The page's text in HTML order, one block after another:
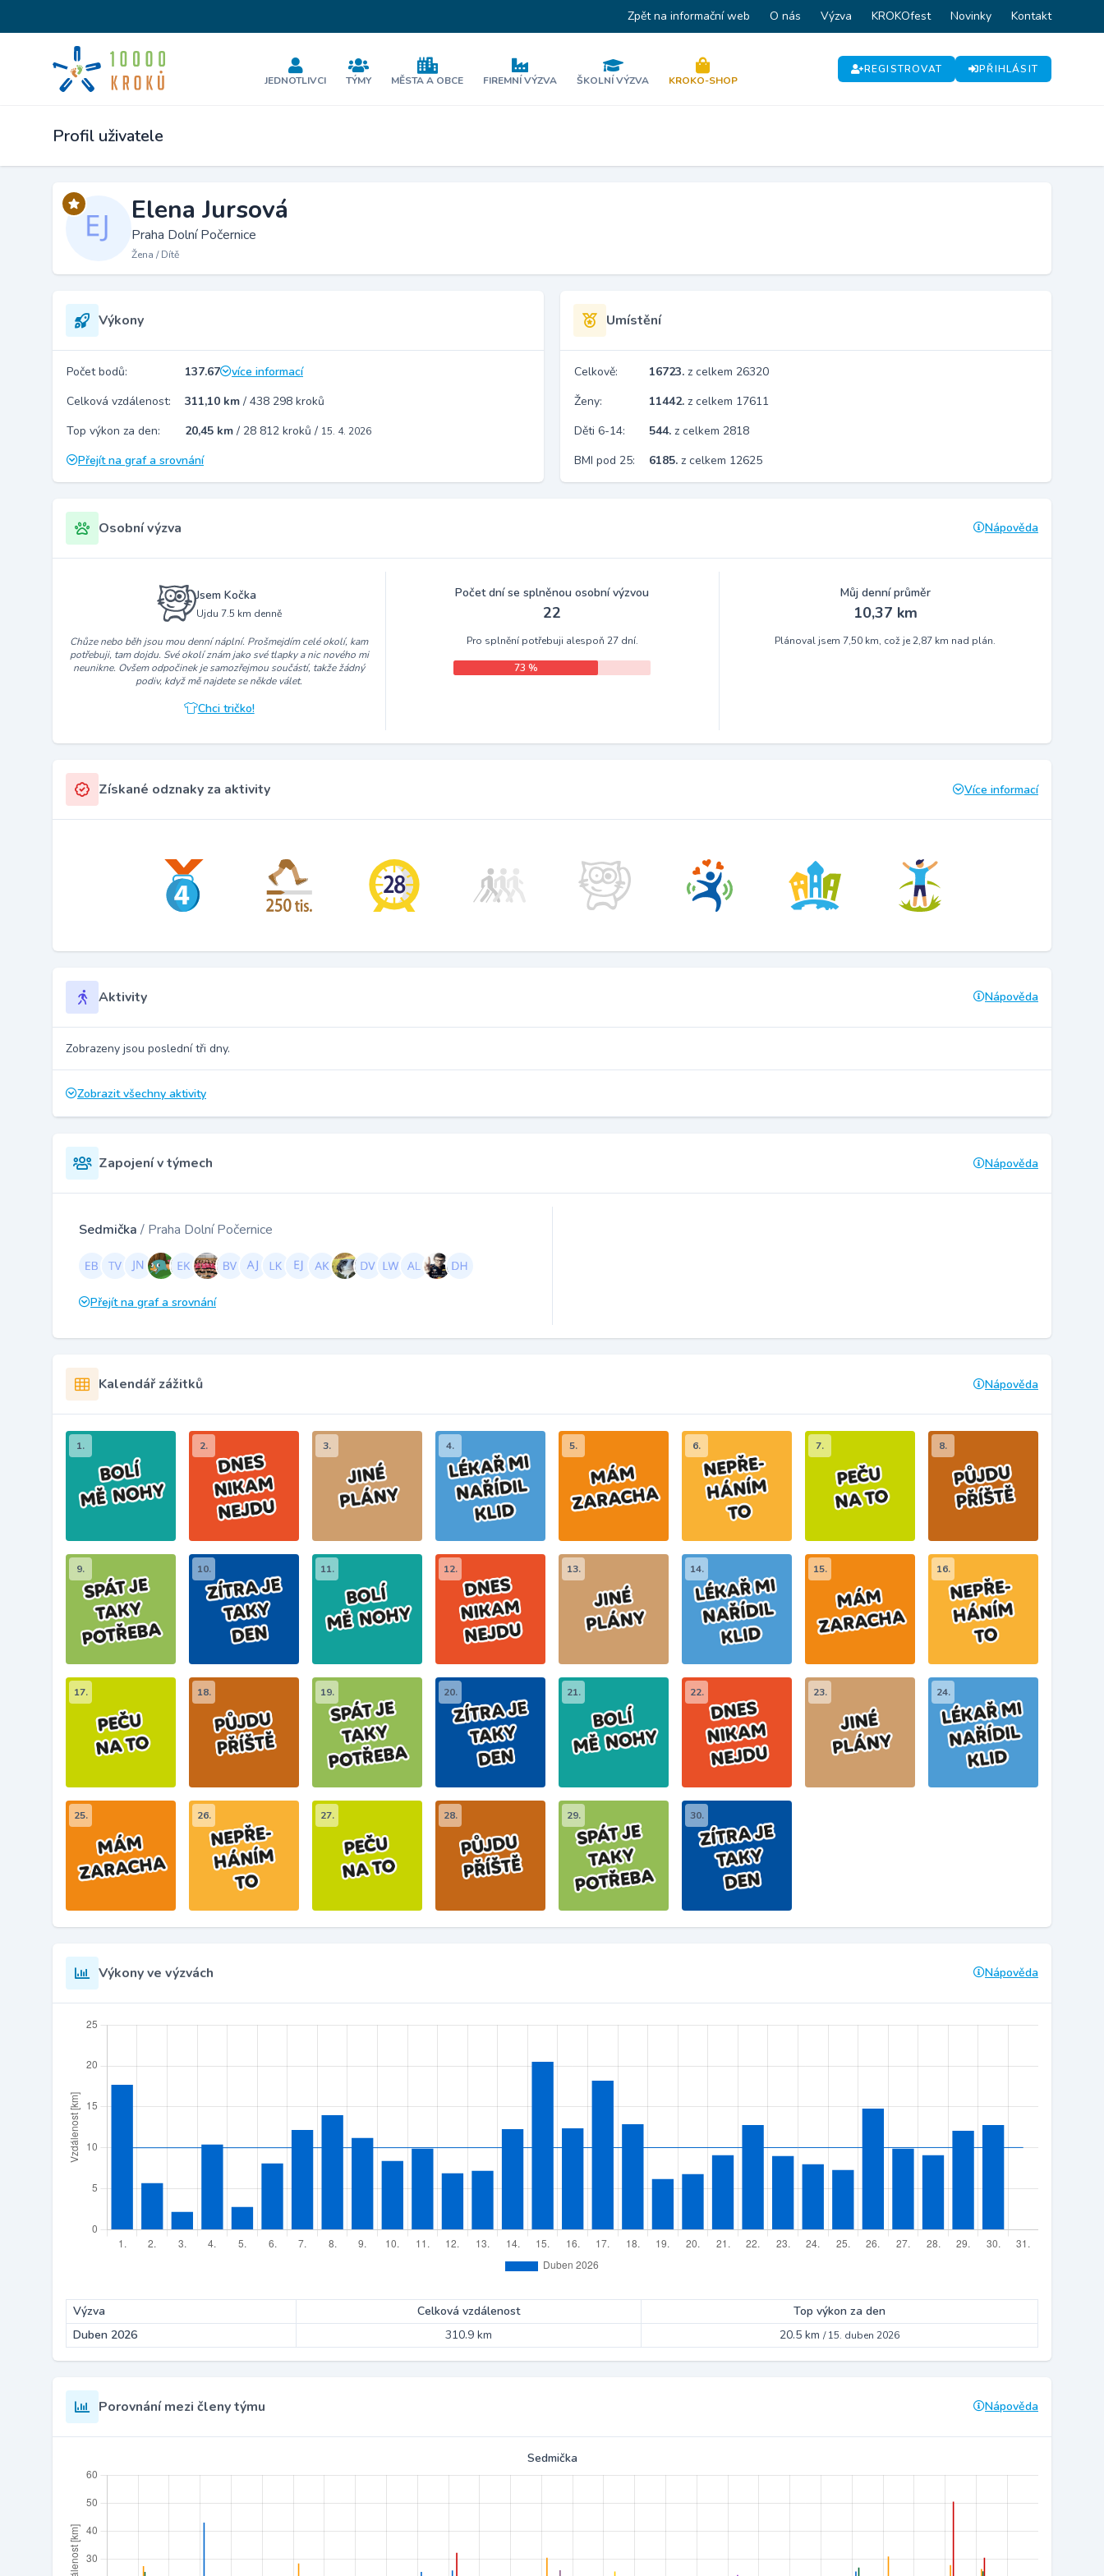
Zpět na informační web O nás Výzva KROKOfest Novinky Kontakt
JEDNOTLIVCI TÝMY MĚSTA A OBCE FIREMNÍ VÝZVA ŠKOLNÍ VÝZVA KROKO-SHOP
REGISTROVAT PŘIHLÁSIT
Profil uživatele
Elena Jursová
Praha Dolní Počernice
Žena / Dítě
Výkony
Počet bodů: 137.67
více informací
Celková vzdálenost:
311,10 km / 438 298 kroků
Top výkon za den:
20,45 km / 28 812 kroků / 15. 4. 2026
Přejít na graf a srovnání
Umístění
Celkově: 16723. z celkem 26320
Ženy:
11442. z celkem 17611
Děti 6-14:
544. z celkem 2818
BMI pod 25:
6185. z celkem 12625
Osobní výzva Nápověda
Jsem Kočka
Ujdu 7.5 km denně
Chůze nebo běh jsou mou denní náplní. Prošmejdím celé okolí, kam
potřebuji, tam dojdu. Své okolí znám jako své tlapky a nic nového mi
neunikne. Ovšem odpočinek je samozřejmou součástí, takže žádný
podiv, když mě najdete se někde válet.
Chci tričko!
Počet dní se splněnou osobní výzvou
22
Pro splnění potřebuji alespoň 27 dní.
73 %
Můj denní průměr
10,37 km
Plánoval jsem 7,50 km, což je 2,87 km nad plán.
Získané odznaky za aktivity Více informací
Aktivity Nápověda
Zobrazeny jsou poslední tři dny.
Zobrazit všechny aktivity
Zapojení v týmech Nápověda
Sedmička / Praha Dolní Počernice
Přejít na graf a srovnání
Kalendář zážitků Nápověda
1. 2. 3. 4. 5. 6. 7. 8.
9. 10. 11. 12. 13. 14. 15. 16.
17. 18. 19. 20. 21. 22. 23. 24.
25. 26. 27. 28. 29. 30.
Výkony ve výzvách Nápověda
Výzva Celková vzdálenost
Top výkon za den
Duben 2026
310.9 km 20.5 km /15. duben 2026
Porovnání mezi členy týmu Nápověda
Sedmička